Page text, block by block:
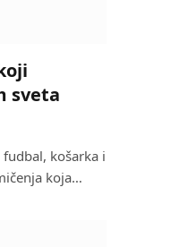
sveta
košarka i
koja…